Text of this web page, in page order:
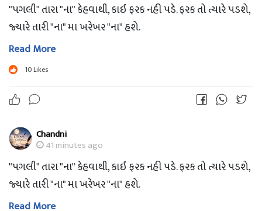
"પગલી" તારા "ના" કેહવાથી, કાઈ ફરક નહી પડે. ફરક તો ત્યારે પડશે,
જ્યારે તારી "ના" મા ખરેખર "ના" હશે.
Read More
10Likes
Chandni
41 minutes ago
"પગલી" તારા "ના" કેહવાથી, કાઈ ફરક નહી પડે. ફરક તો ત્યારે પડશે,
જ્યારે તારી "ના" મા ખરેખર "ના" હશે.
Read More